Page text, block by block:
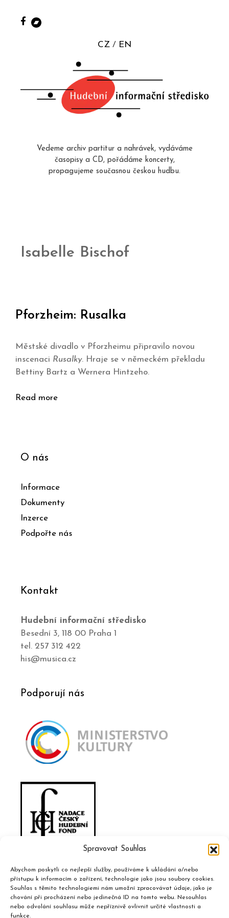
Spravovat Souhlas
Abychom poskytli co nejlepší služby, používáme k ukládání a/nebo
přístupu k informacím o zařízení, technologie jako jsou soubory cookies.
Souhlas s těmito technologiemi nám umožní zpracovávat údaje, jako je
chování při procházení nebo jedinečná ID na tomto webu. Nesouhlas
nebo odvolání souhlasu může nepříznivě ovlivnit určité vlastnosti a
funkce.
CZ EN
Vedeme archiv partitur a nahrávek, vydáváme
časopisy a CD, pořádáme koncerty,
propagujeme současnou českou hudbu.
Isabelle Bischof
Pforzheim: Rusalka
Městské divadlo v Pforzheimu připravilo novou
inscenaci Rusalky. Hraje se v německém překladu
Bettiny Bartz a Wernera Hintzeho.
Read more
O nás
Informace
Dokumenty
Inzerce
Podpořte nás
Kontakt
Hudební informační středisko
Besední 3, 118 00 Praha 1
tel. 257 312 422
his@musica.cz
Podporují nás